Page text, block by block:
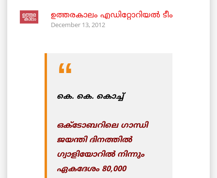
ഉത്തരകാലം എഡിറ്റോറിയല്‍ ടീം
December 13, 2012
കെ. കെ. കൊച്ച്
ഒക്ടോബറിലെ ഗാന്ധി
ജയന്തി ദിനത്തില്‍
ഗ്വാളിയോറില്‍ നിന്നും
ഏകദേശം 80,000